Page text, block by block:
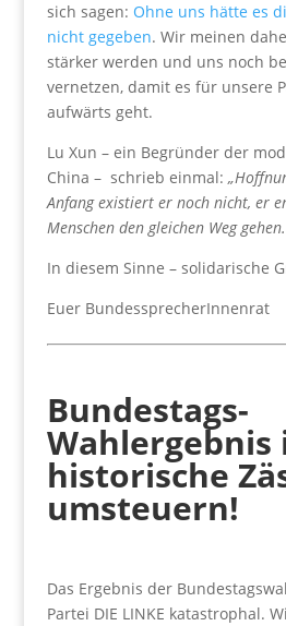
sich sagen: Ohne uns hätte es
nicht gegeben. Wir meinen
stärker werden und uns noch
vernetzen, damit es für unsere
aufwärts geht.
Lu Xun – ein Begründer der
China – schrieb einmal:
Anfang existiert er noch nicht, er
Menschen den gleichen Weg
In diesem Sinne – solidarische
Euer BundessprecherInnenrat
Bundestags-
Wahlergebnis
historische
umsteuern!
Das Ergebnis der
Partei DIE LINKE katastrophal.